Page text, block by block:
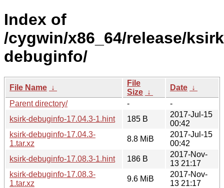
Index of
/cygwin/x86_64/release/
debuginfo/
File Name ↓
File
Size ↓
Date ↓
Parent directory/
-
-
ksirk-debuginfo-17.04.3-1.hint
185 B
2017-Jul-15
00:42
ksirk-debuginfo-17.04.3-
1.tar.xz
8.8 MiB
2017-Jul-15
00:42
ksirk-debuginfo-17.08.3-1.hint
186 B
2017-Nov-
13 21:17
ksirk-debuginfo-17.08.3-
1.tar.xz
9.6 MiB
2017-Nov-
13 21:17